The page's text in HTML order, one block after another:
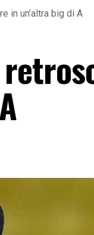
in un’altra big di A